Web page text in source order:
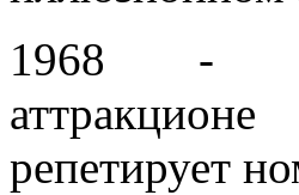
1968 -
репетирует